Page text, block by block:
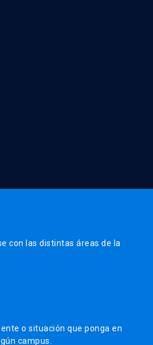
con las distintas áreas de la
o situación que ponga en
campus.